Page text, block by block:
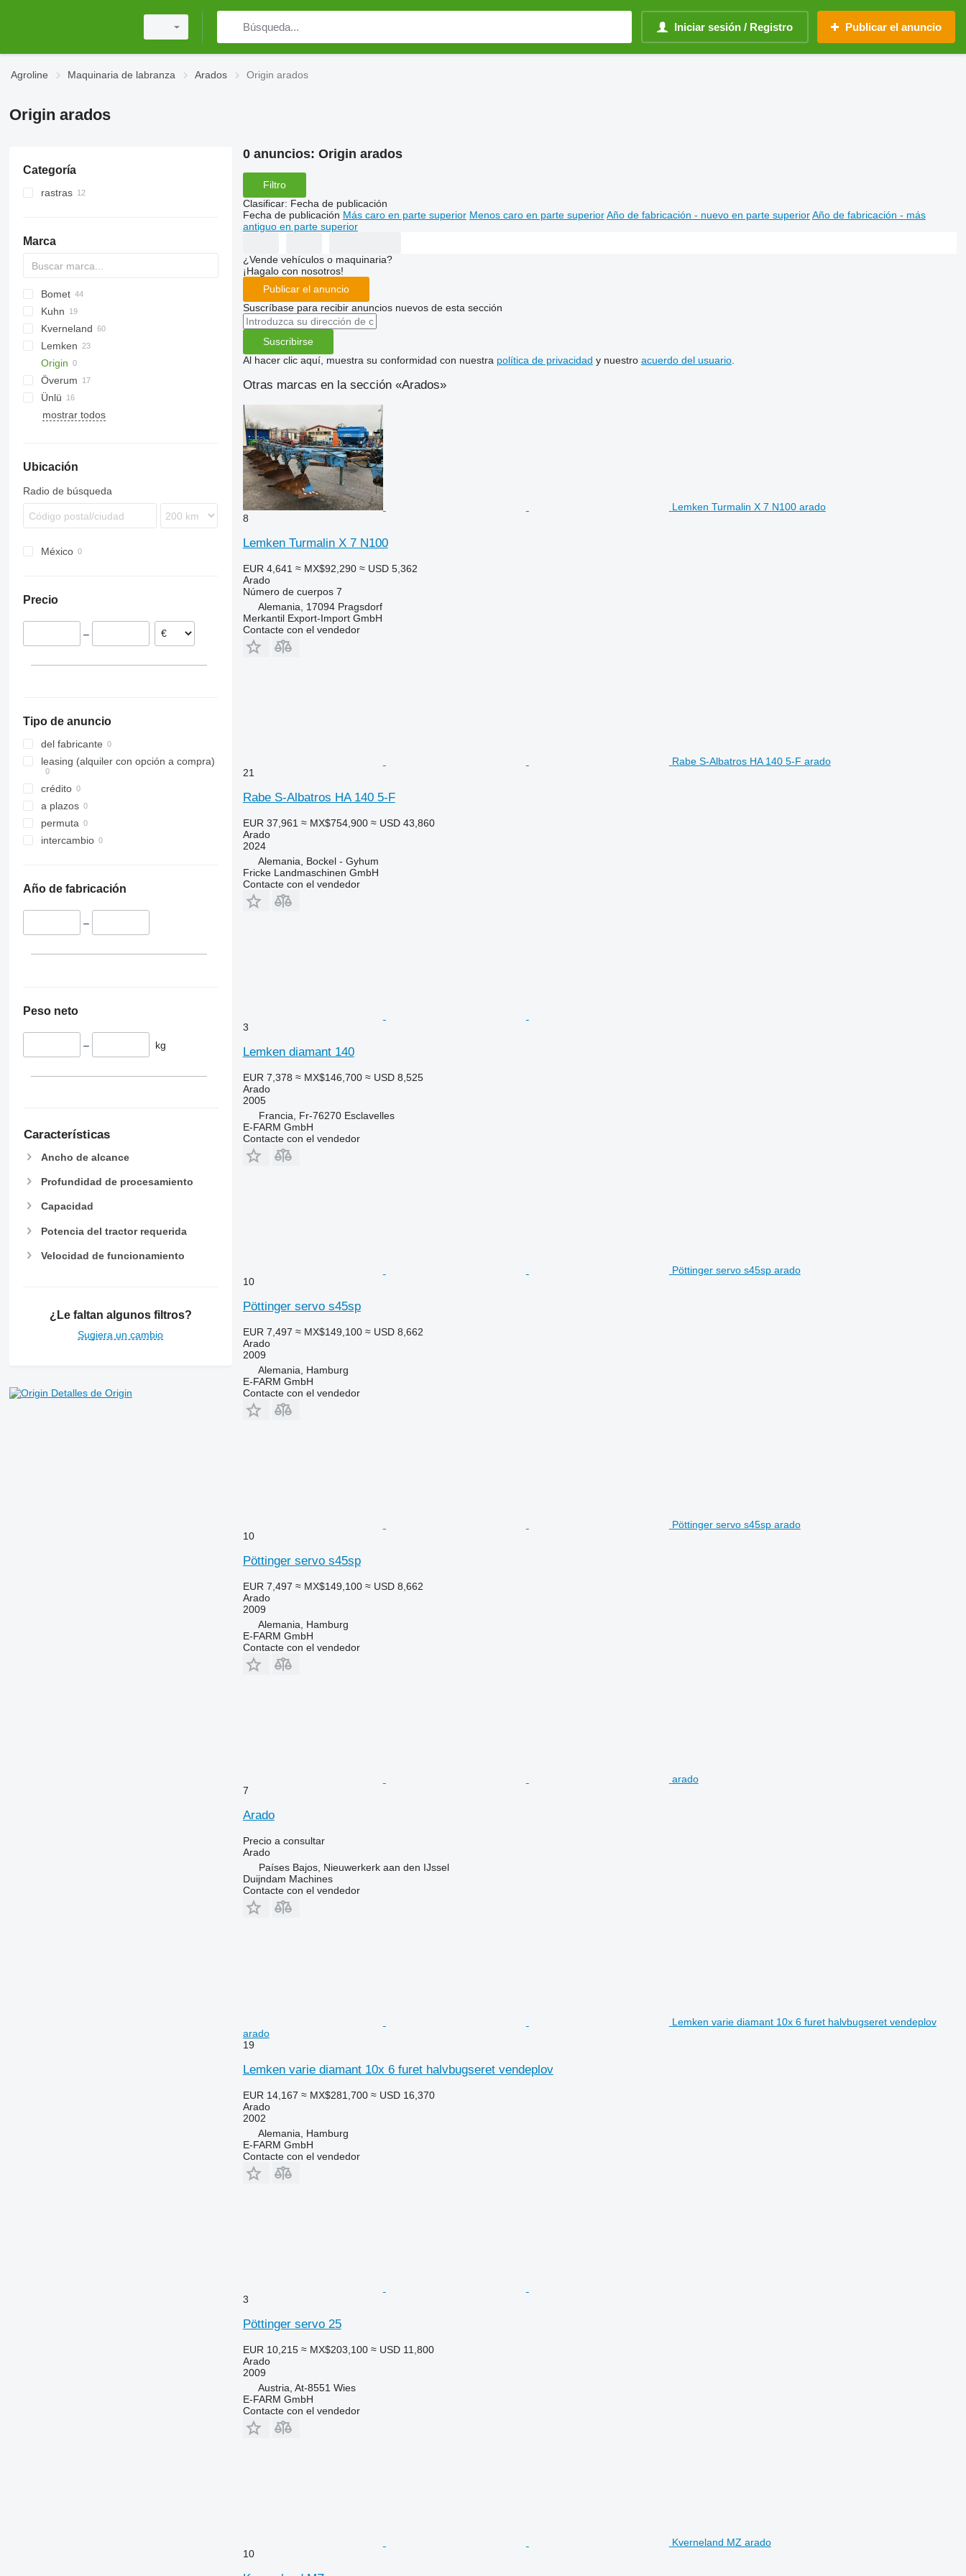
Iniciar sesión / Registro Publicar el anuncio
Agroline Maquinaria de labranza Arados Origin arados
Origin arados
Categoría
rastras
Marca
PN
KM180
Cayron
Cayros
Teres
Tyrok
Bomet
U-series
Z-series
Kuhn
Challenger
Manager
Vari-Master
Kverneland
EG
PB
RS
Lemken
Diamant
EurOpal
Juwel
Opal
VarioPack
Origin
5-35
Servo
Albatros
Kormoran
Super-Albatros
Eurostar
IBIS
PNV
Överum
Ünlü
mostrar todos
Ubicación
Radio de búsqueda
México
Precio
–
Tipo de anuncio
del fabricante
leasing (alquiler con opción a compra)
crédito
a plazos
permuta
intercambio
Año de fabricación
–
Peso neto
– kg
Características
Ancho de alcance
Profundidad de procesamiento
Capacidad
Potencia del tractor requerida
Velocidad de funcionamiento
¿Le faltan algunos filtros?
Sugiera un cambio
Detalles de Origin
0 anuncios: Origin arados
Filtro
Clasificar: Fecha de publicación
Fecha de publicación Más caro en parte superior Menos caro en parte superior Año de fabricación - nuevo en parte superior Año de fabricación - más
antiguo en parte superior
¿Vende vehículos o maquinaria?
¡Hagalo con nosotros!
Publicar el anuncio
Suscríbase para recibir anuncios nuevos de esta sección
Suscribirse
Al hacer clic aquí, muestra su conformidad con nuestra política de privacidad y nuestro acuerdo del usuario.
Otras marcas en la sección «Arados»
Lemken Turmalin X 7 N100 arado
8
Lemken Turmalin X 7 N100
EUR 4,641 ≈ MX$92,290 ≈ USD 5,362
Arado
Número de cuerpos 7
Alemania, 17094 Pragsdorf
Merkantil Export-Import GmbH
Contacte con el vendedor
Rabe S-Albatros HA 140 5-F arado
21
Rabe S-Albatros HA 140 5-F
EUR 37,961 ≈ MX$754,900 ≈ USD 43,860
Arado
2024
Alemania, Bockel - Gyhum
Fricke Landmaschinen GmbH
Contacte con el vendedor
3
Lemken diamant 140
EUR 7,378 ≈ MX$146,700 ≈ USD 8,525
Arado
2005
Francia, Fr-76270 Esclavelles
E-FARM GmbH
Contacte con el vendedor
Pöttinger servo s45sp arado
10
Pöttinger servo s45sp
EUR 7,497 ≈ MX$149,100 ≈ USD 8,662
Arado
2009
Alemania, Hamburg
E-FARM GmbH
Contacte con el vendedor
Pöttinger servo s45sp arado
10
Pöttinger servo s45sp
EUR 7,497 ≈ MX$149,100 ≈ USD 8,662
Arado
2009
Alemania, Hamburg
E-FARM GmbH
Contacte con el vendedor
arado
7
Arado
Precio a consultar
Arado
Países Bajos, Nieuwerkerk aan den IJssel
Duijndam Machines
Contacte con el vendedor
Lemken varie diamant 10x 6 furet halvbugseret vendeplov
arado
19
Lemken varie diamant 10x 6 furet halvbugseret vendeplov
EUR 14,167 ≈ MX$281,700 ≈ USD 16,370
Arado
2002
Alemania, Hamburg
E-FARM GmbH
Contacte con el vendedor
3
Pöttinger servo 25
EUR 10,215 ≈ MX$203,100 ≈ USD 11,800
Arado
2009
Austria, At-8551 Wies
E-FARM GmbH
Contacte con el vendedor
Kverneland MZ arado
10